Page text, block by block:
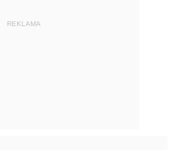
REKLAMA